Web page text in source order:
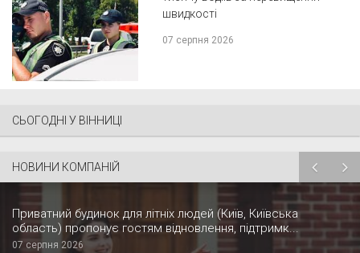
швидкості
07 серпня 2026
СЬОГОДНІ У ВІННИЦІ
НОВИНИ КОМПАНІЙ
Приватний будинок для літніх людей (Київ, Київська
область) пропонує гостям відновлення, підтримк...
07 серпня 2026